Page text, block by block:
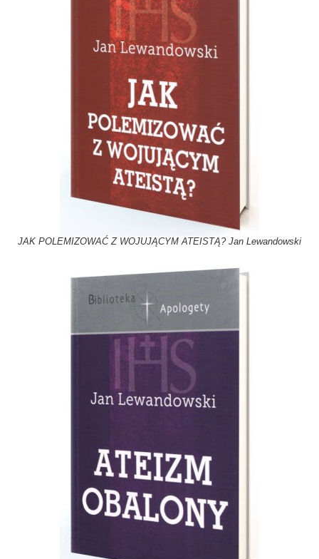
JAK POLEMIZOWAĆ Z WOJUJĄCYM ATEISTĄ? Jan Lewandowski